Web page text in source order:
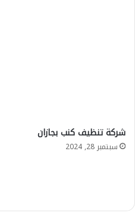
شركة تنظيف كنب بجازان
سبتمبر 28, 2024